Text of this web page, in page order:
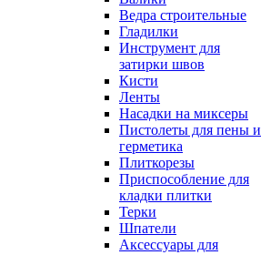
Ведра строительные
Гладилки
Инструмент для
затирки швов
Кисти
Ленты
Насадки на миксеры
Пистолеты для пены и
герметика
Плиткорезы
Приспособление для
кладки плитки
Терки
Шпатели
Аксессуары для